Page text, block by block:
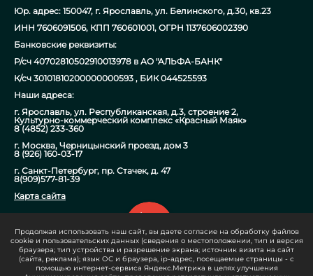
Юр. адрес: 150047, г. Ярославль, ул. Белинского, д.30, кв.23
ИНН 7606091506, КПП 760601001, ОГРН 1137606002390
Банковские реквизиты:
Р/сч 40702810502910013978 в АО "АЛЬФА-БАНК"
К/сч 30101810200000000593 , БИК 044525593
Наши адреса:
г. Ярославль, ул. Республиканская, д.3, строение 2,
Культурно-коммерческий комплекс «Красный Маяк»
8 (4852) 233-360
г. Москва, Черницынский проезд, дом 3
8 (926) 160-03-17
г. Санкт-Петербург, пр. Стачек, д. 47
8(909)577-81-39
Карта сайта
info@stanok-chpu.ru
8 800 600 73 70
Продолжая использовать наш сайт, вы даете согласие на обработку файлов
cookie и пользовательских данных (сведения о местоположении, тип и версия
браузера; тип устройства и разрешение экрана; источник визита на сайт
(сайта, реклама); язык ОС и браузера, ip-адрес, посещаемые страницы - с
помощью интернет-сервиса Яндекс.Метрика в целях улучшения